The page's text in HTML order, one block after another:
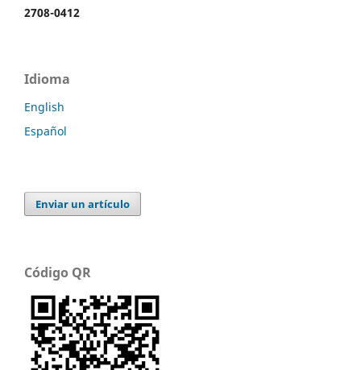
2708-0412
Idioma
English
Español
Enviar un artículo
Código QR